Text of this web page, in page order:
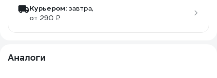
Курьером: завтра,
от 290 ₽
Аналоги